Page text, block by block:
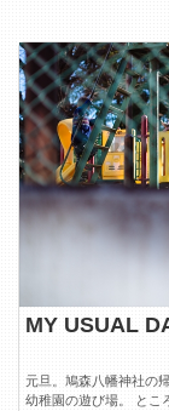
MY USUAL
元旦。鳩森八幡神社の
幼稚園の遊び場。 とこ